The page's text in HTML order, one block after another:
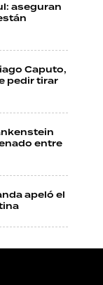
aseguran
Caputo,
pedir tirar
entre
apeló el